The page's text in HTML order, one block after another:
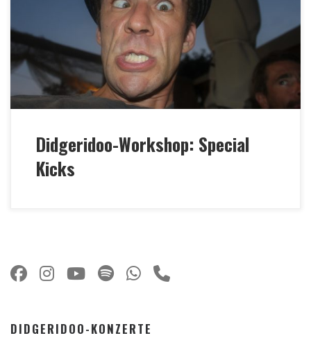
kommen! “SPECIAL KICKS” (Wechsel von Gruppen-
und Einzelunterricht) schnelle Abläufe, kraftvoller &
gleichzeitig flüssiger Zungeneinsatz, wirklich lautes
Spiel Breakbeat-Techniken und extreme Cuts
Fließende Verbindungslaute Einbindung der
überblasenen […]
Didgeridoo-Workshop: Special
Kicks
DIDGERIDOO-KONZERTE